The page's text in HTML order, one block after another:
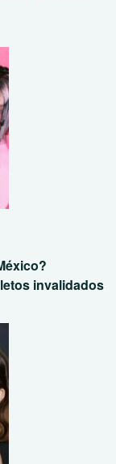
invalidados